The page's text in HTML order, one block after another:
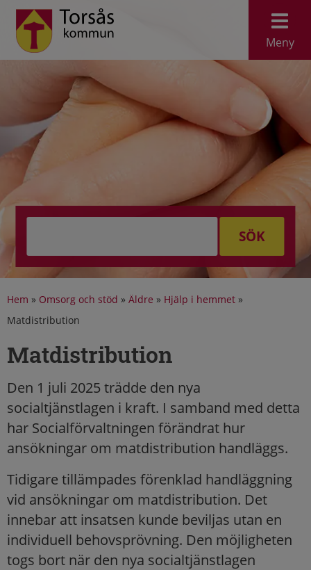
Meny
SÖK
Hem » Omsorg och stöd » Äldre » Hjälp i hemmet »
Matdistribution
Matdistribution
Den 1 juli 2025 trädde den nya
socialtjänstlagen i kraft. I samband med detta
har Socialförvaltningen förändrat hur
ansökningar om matdistribution handläggs.
Tidigare tillämpades förenklad handläggning
vid ansökningar om matdistribution. Det
innebar att insatsen kunde beviljas utan en
individuell behovsprövning. Den möjligheten
togs bort när den nya socialtjänstlagen